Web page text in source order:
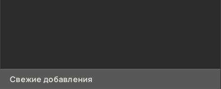
Свежие добавления